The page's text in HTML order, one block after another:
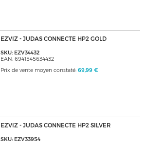
EZVIZ - JUDAS CONNECTE HP2 GOLD
SKU: EZV34432
EAN: 6941545634432
Prix de vente moyen constaté: 69,99 €
EZVIZ - JUDAS CONNECTE HP2 SILVER
SKU: EZV33954